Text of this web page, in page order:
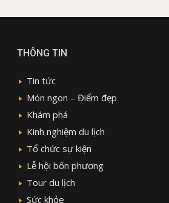
THÔNG TIN
Tin tức
Món ngon – Điểm đẹp
Khám phá
Kinh nghiệm du lịch
Tổ chức sự kiện
Lễ hội bốn phương
Tour du lịch
Sức khỏe